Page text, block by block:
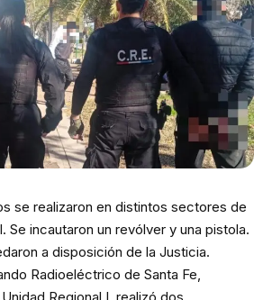
se realizaron en distintos sectores de
Se incautaron un revólver y una pistola.
a disposición de la Justicia.
Radioeléctrico de Santa Fe,